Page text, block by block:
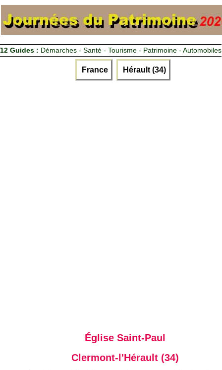
12 Guides : Démarches - Santé - Tourisme - Patrimoine - Automobiles
France Hérault (34)
Église Saint-Paul
Clermont-l'Hérault (34)